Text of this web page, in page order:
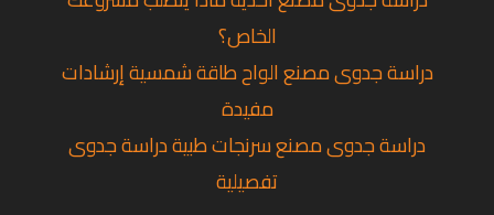
الخاص؟
دراسة جدوى مصنع الواح طاقة شمسية إرشادات
مفيدة
دراسة جدوى مصنع سرنجات طبية دراسة جدوى
تفصيلية